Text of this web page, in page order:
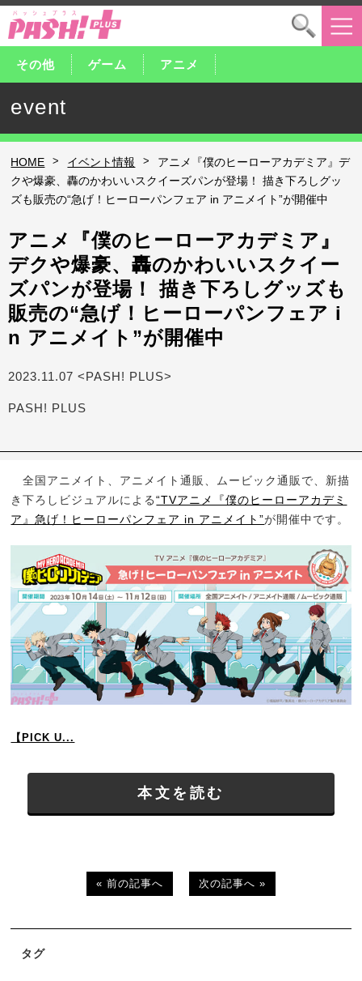
その他 ゲーム アニメ
event
HOME > イベント情報 >
アニメ『僕のヒーローアカデミア』デ
クや爆豪、轟のかわいいスクイーズパンが登場！ 描き下ろしグッ
ズも販売の“急げ！ヒーローパンフェア in アニメイト”が開催中
アニメ『僕のヒーローアカデミア』
デクや爆豪、轟のかわいいスクイー
ズパンが登場！ 描き下ろしグッズも
販売の“急げ！ヒーローパンフェア i
n アニメイト”が開催中
2023.11.07 <PASH! PLUS>
PASH! PLUS
全国アニメイト、アニメイト通販、ムービック通販で、新描
き下ろしビジュアルによる“TVアニメ『僕のヒーローアカデミ
ア』急げ！ヒーローパンフェア in アニメイト”が開催中です。
【PICK U...
本文を読む
« 前の記事へ 次の記事へ »
タグ